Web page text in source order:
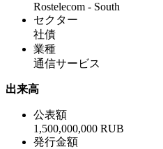
Rostelecom - South
セクター
社債
業種
通信サービス
出来高
公表額
1,500,000,000 RUB
発行金額